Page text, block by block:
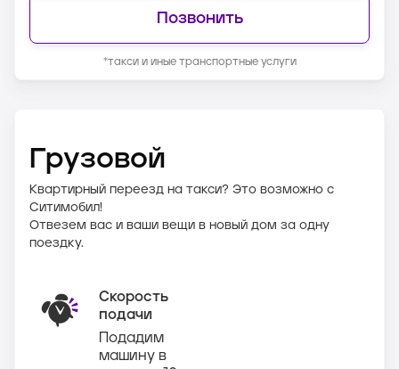
Позвонить
*такси и иные транспортные услуги
Грузовой
Квартирный переезд на такси? Это возможно с
Ситимобил!
Отвезем вас и ваши вещи в новый дом за одну
поездку.
Скорость
подачи
Подадим
машину в